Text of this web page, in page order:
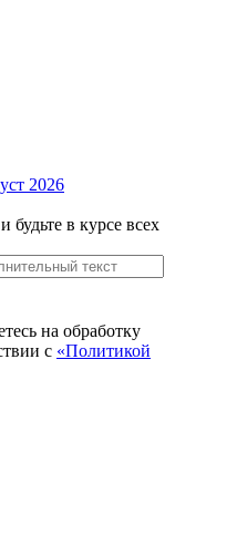
2026
в курсе всех
на обработку
с «Политикой